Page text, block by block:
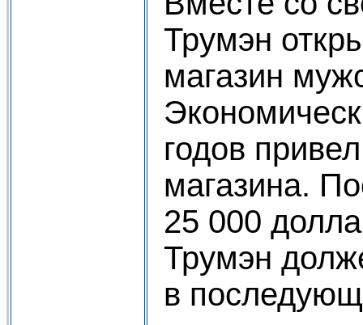
Трумэн
магазин
годов
магазина.
25 000
Трумэн
в